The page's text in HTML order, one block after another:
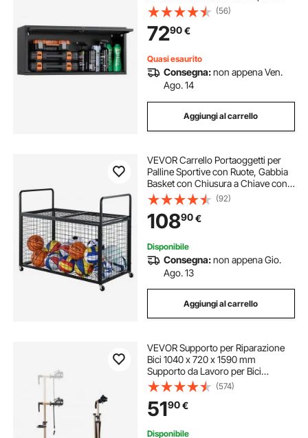
con Ante a Ribalta, Capacità di
Carico 54,5 kg per Garage,
Cantina, Cucina, Montaggio
Richiesto
(56)
7290€
Quasi esaurito
Consegna:non appena Ven.
Ago. 14
Aggiungi al carrello
VEVOR Carrello Portaoggetti per
Palline Sportive con Ruote, Gabbia
Basket con Chiusura a Chiave con
Doppi Coperchi, Organizzatore
Porta Attrezzi Sportivi Interni ed
Esterni, Rastrelliera in Acciaio
(92)
10890€
Disponibile
Consegna:non appena Gio.
Ago. 13
Aggiungi al carrello
VEVOR Supporto per Riparazione
Bici 1040 x 720 x 1590 mm
Supporto da Lavoro per Bici
Resistente, Capacità di Carico di
39,9 kg con Altezza Regolabile
1050 a 1520 mm e Vassoio
Portautensili Magnetico
(574)
5190€
Disponibile